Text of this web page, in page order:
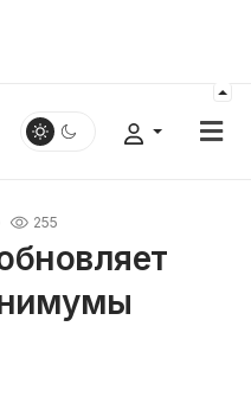
255